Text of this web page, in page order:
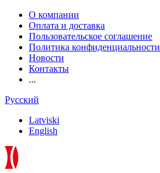
О компании
Оплата и доставка
Пользовательское соглашение
Политика конфиденциальности
Новости
Контакты
...
Русский
Latviski
English